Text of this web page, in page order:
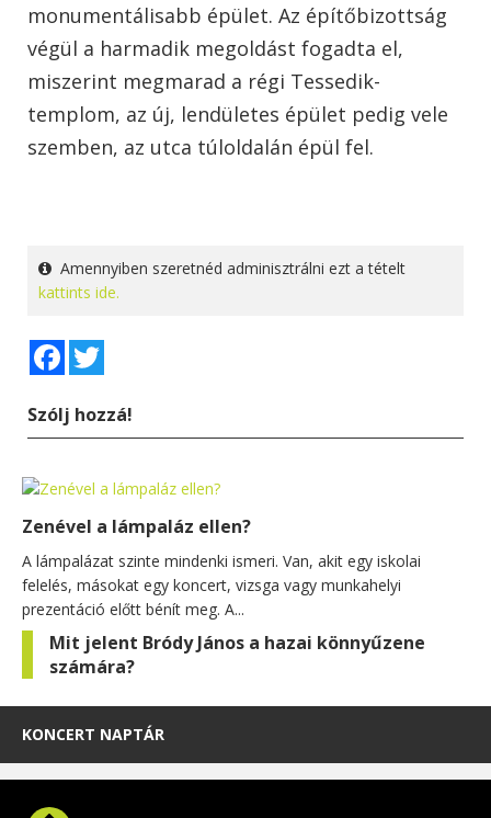
monumentálisabb épület. Az építőbizottság
végül a harmadik megoldást fogadta el,
miszerint megmarad a régi Tessedik-
templom, az új, lendületes épület pedig vele
szemben, az utca túloldalán épül fel.
Amennyiben szeretnéd adminisztrálni ezt a tételt
kattints ide.
Facebook
Szólj hozzá!
Zenével a lámpaláz ellen?
A lámpalázat szinte mindenki ismeri. Van, akit egy iskolai
felelés, másokat egy koncert, vizsga vagy munkahelyi
prezentáció előtt bénít meg. A...
Mit jelent Bródy János a hazai könnyűzene
számára?
KONCERT NAPTÁR